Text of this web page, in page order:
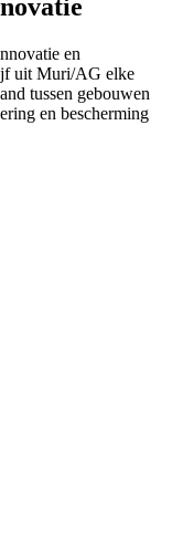
en
uit Muri/AG elke
tussen gebouwen
en bescherming